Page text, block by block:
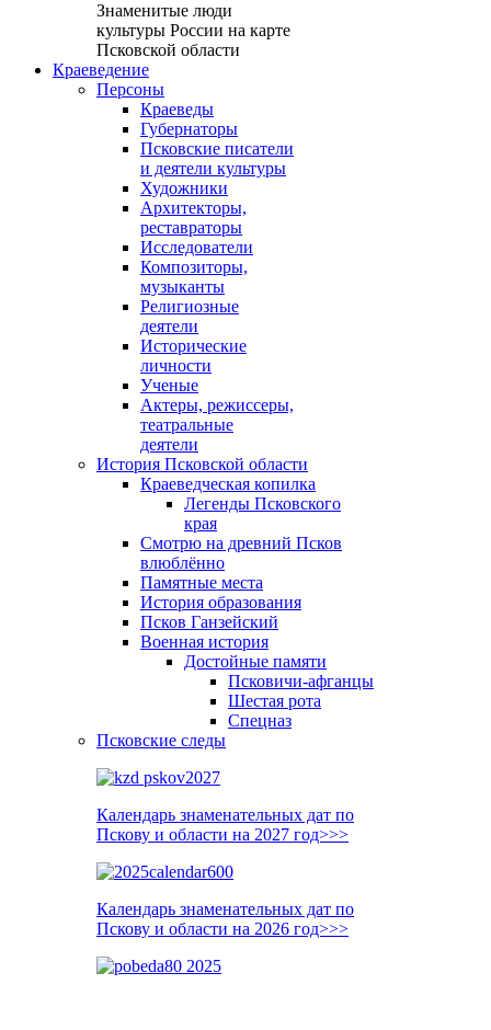
Знаменитые люди
культуры России на карте
Псковской области
Краеведение
Персоны
Краеведы
Губернаторы
Псковские писатели
и деятели культуры
Художники
Архитекторы,
реставраторы
Исследователи
Композиторы,
музыканты
Религиозные
деятели
Исторические
личности
Ученые
Актеры, режиссеры,
театральные
деятели
История Псковской области
Краеведческая копилка
Легенды Псковского
края
Смотрю на древний Псков
влюблённо
Памятные места
История образования
Псков Ганзейский
Военная история
Достойные памяти
Псковичи-афганцы
Шестая рота
Спецназ
Псковские следы
Календарь знаменательных дат по
Пскову и области на 2027 год>>>
Календарь знаменательных дат по
Пскову и области на 2026 год>>>